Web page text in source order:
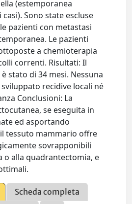
(estemporanea
Sono state escluse
pazienti con metastasi
Le pazienti
a chemioterapia
correnti. Risultati: Il
stato di 34 mesi. Nessuna
recidive locali né
Conclusioni: La
se eseguita in
ed asportando
tessuto mammario offre
sovrapponibili
o alla quadrantectomia, e
Scheda completa